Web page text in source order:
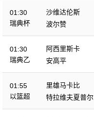
01:30
瑞典杯
沙维达伦斯
波尔赞
01:30
瑞典乙
阿西里斯卡
安高平
01:55
以篮超
里雄马卡比
特拉维夫夏普尔